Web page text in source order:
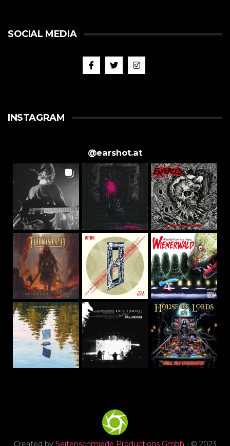
SOCIAL MEDIA
INSTAGRAM
@earshot.at
Created by Seitenschmiede Productions Gmbh - © 2023